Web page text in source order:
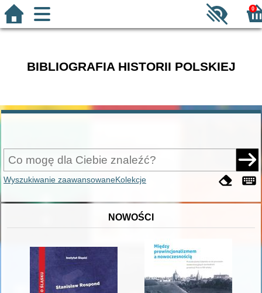
0
BIBLIOGRAFIA HISTORII POLSKIEJ
Wyszukiwanie zaawansowaneKolekcje
NOWOŚCI